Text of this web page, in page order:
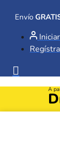
contenido
Envío
A